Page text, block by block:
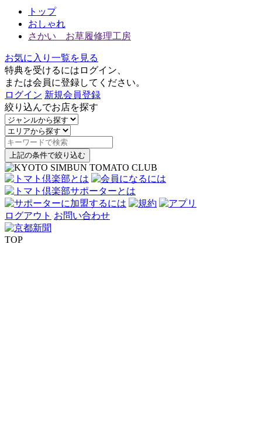
トップ
おしゃれ
さかい お草履修理工房
お気に入り一覧を見る
特典を受けるにはログイン、
または会員に登録してください。
ログイン 新規会員登録
絞り込んでお店を探す
上記の条件で絞り込む
ログアウト お問い合わせ
TOP